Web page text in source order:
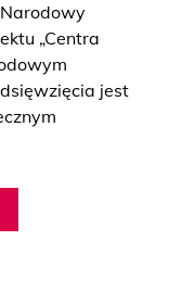
„Centra
jest